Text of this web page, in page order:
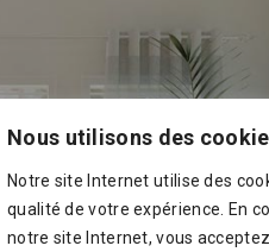
Nous utilisons des
Notre site Internet utilise des
qualité de votre expérience. En
notre site Internet, vous